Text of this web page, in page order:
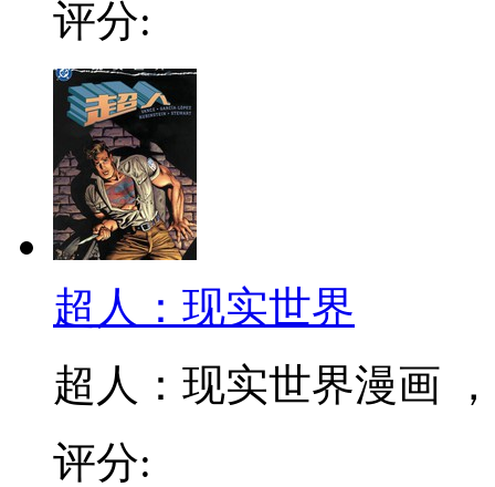
评分:
超人：现实世界
超人：现实世界漫画
评分: